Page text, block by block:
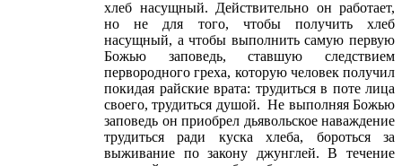
хлеб насущный. Действительно он работает,
но не для того, чтобы получить хлеб
насущный, а чтобы выполнить самую первую
Божью заповедь, ставшую следствием
первородного греха, которую человек получил
покидая райские врата: трудиться в поте лица
своего, трудиться душой. Не выполняя Божью
заповедь он приобрел дьявольское наваждение
трудиться ради куска хлеба, бороться за
выживание по закону джунглей. В течение